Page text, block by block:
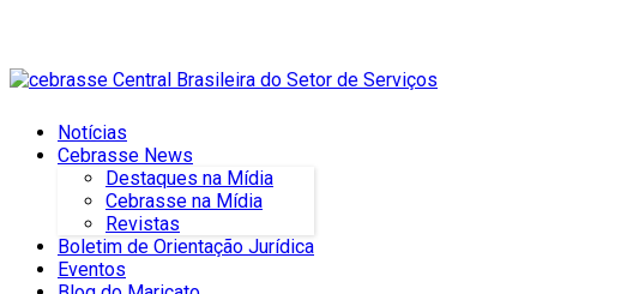
Notícias
Cebrasse News
Destaques na Mídia
Cebrasse na Mídia
Revistas
Boletim de Orientação Jurídica
Eventos